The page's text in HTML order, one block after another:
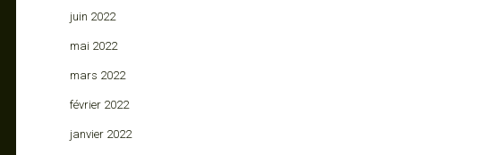
juin 2022
mai 2022
mars 2022
février 2022
janvier 2022